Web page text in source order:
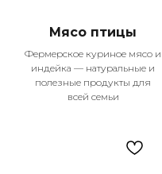
Мясо птицы
Фермерское куриное мясо и
индейка — натуральные и
полезные продукты для
всей семьи
качество жизни.
работаем над тем,
были удобными,
приносили только
эмоции.